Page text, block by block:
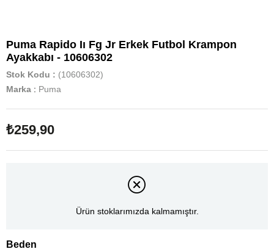
Puma Rapido Iı Fg Jr Erkek Futbol Krampon
Ayakkabı - 10606302
Stok Kodu
(10606302)
Marka : Puma
₺259,90
Ürün stoklarımızda kalmamıştır.
Beden